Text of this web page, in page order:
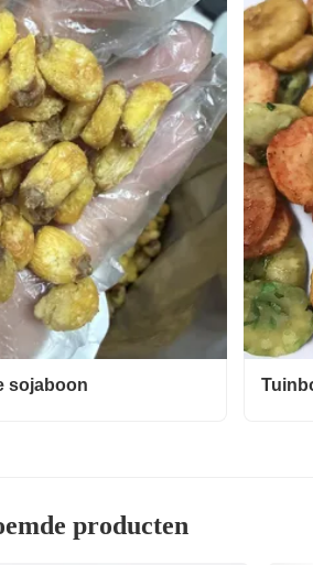
sojaboon
producten